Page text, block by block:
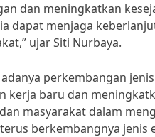
dan meningkatkan
dapat menjaga
ujar Siti Nurbaya.
perkembangan
kerja baru dan
masyarakat dalam
berkembangnya jenis